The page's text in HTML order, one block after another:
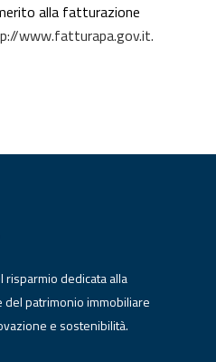
alla fatturazione
www.fatturapa.gov.it.
risparmio dedicata alla
patrimonio immobiliare
e sostenibilità.